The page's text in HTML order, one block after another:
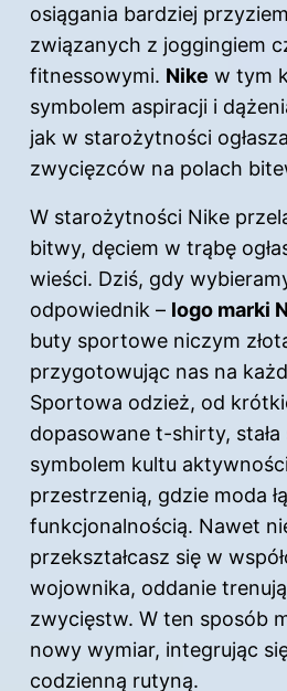
osiągania bardziej
związanych z joggingiem
fitnessowymi. Nike w tym
symbolem aspiracji i
jak w starożytności
zwycięzców na polach
W starożytności Nike
bitwy, dęciem w trąbę
wieści. Dziś, gdy
odpowiednik – logo marki
buty sportowe niczym
przygotowując nas na
Sportowa odzież, od
dopasowane t-shirty,
symbolem kultu
przestrzenią, gdzie moda
funkcjonalnością. Nawet
przekształcasz się w
wojownika, oddanie
zwycięstw. W ten sposób
nowy wymiar, integrując
codzienną rutyną.